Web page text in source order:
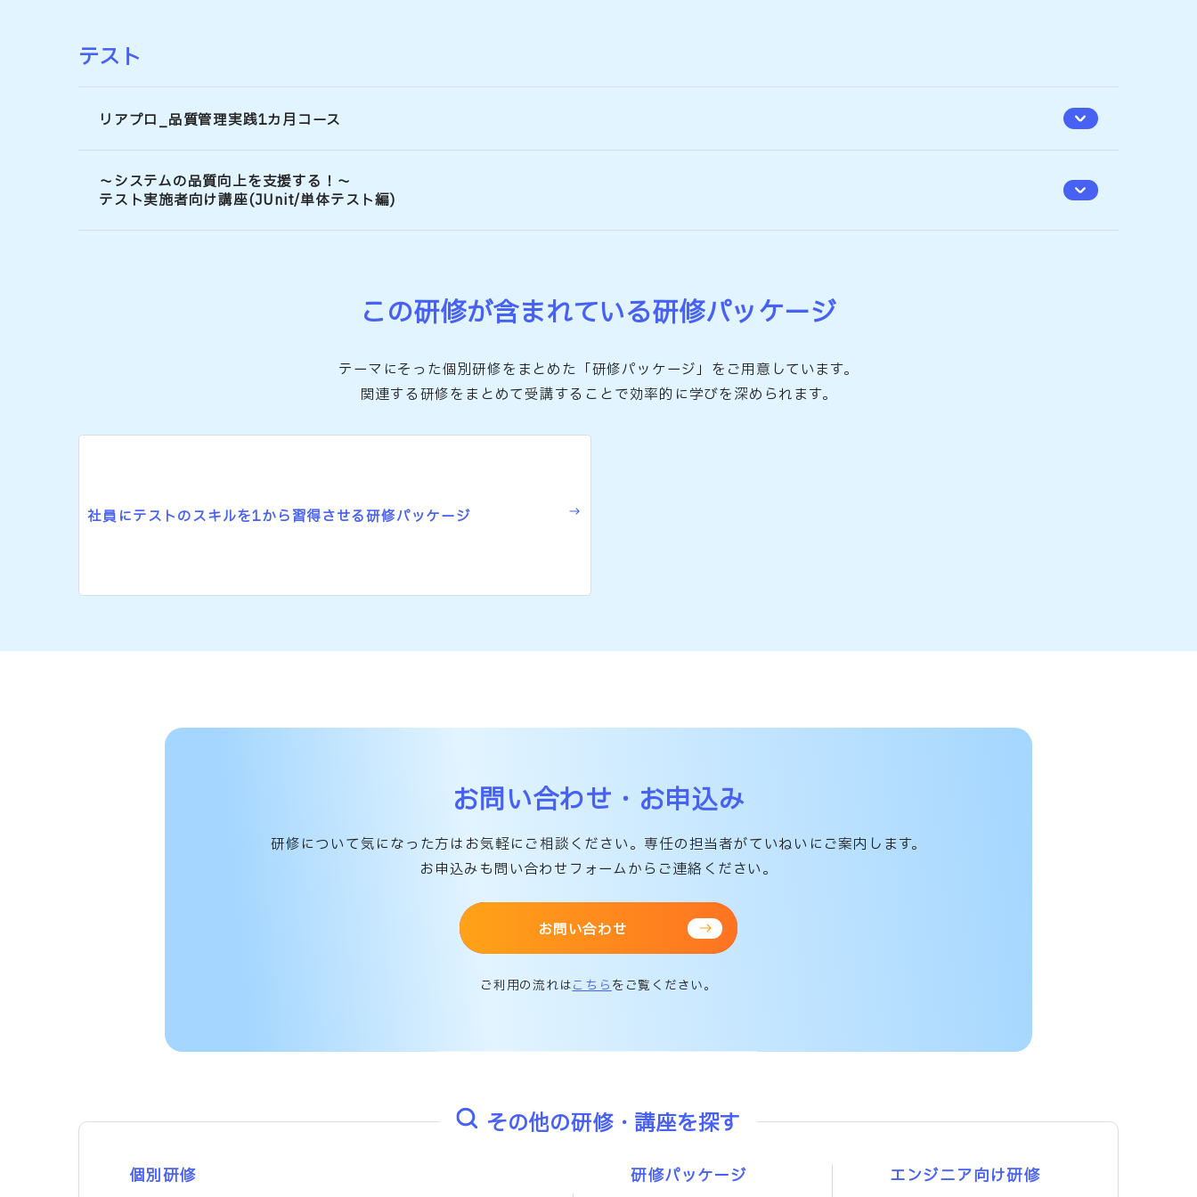
テスト
リアプロ_品質管理実践1カ月コース
～システムの品質向上を支援する！～
テスト実施者向け講座(JUnit/単体テスト編)
この研修が含まれている研修パッケージ
テーマにそった個別研修をまとめた「研修パッケージ」をご用意しています。
関連する研修をまとめて受講することで効率的に学びを深められます。
社員にテストのスキルを1から習得させる研修パッケージ
お問い合わせ・お申込み
研修について気になった方はお気軽にご相談ください。専任の担当者がていねいにご案内します。
お申込みも問い合わせフォームからご連絡ください。
お問い合わせ
ご利用の流れはこちら をご覧ください。
その他の研修・講座を探す
個別研修 研修パッケージ エンジニア向け研修